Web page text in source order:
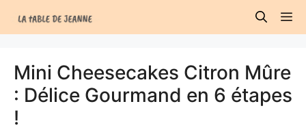
au
Mini Cheesecakes Citron Mûre
: Délice Gourmand en 6 étapes
!